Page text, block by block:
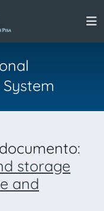
storage
and